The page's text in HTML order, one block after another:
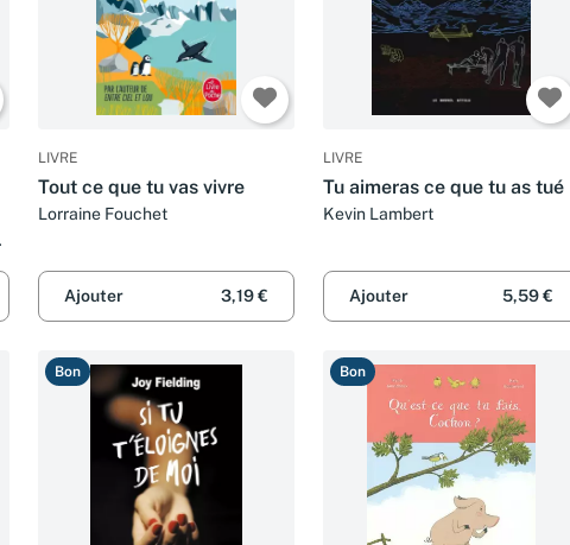
LIVRE
Tout ce que tu vas vivre
Lorraine Fouchet
Ajouter 3,19 €
LIVRE
Tu aimeras ce que tu as tué
Kevin Lambert
Ajouter 5,59 €
Bon Bon